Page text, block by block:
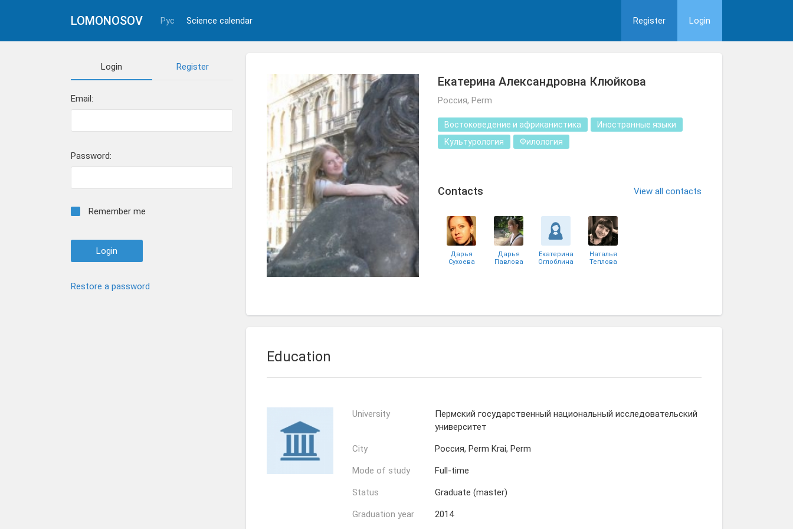
LOMONOSOV Рус Science calendar Register Login
Login Register
Email:
Password:
Remember me
Restore a password
Екатерина Александровна Клюйкова
Россия, Perm
Востоковедение и африканистика
Иностранные языки
Культурология
Филология
Сontacts View all contacts
Дарья
Сухоева
Дарья
Павлова
Екатерина
Оглоблина
Наталья
Теплова
Education
University
Пермский государственный национальный исследовательский
университет
City Россия, Perm Krai, Perm
Mode of study Full-time
Status Graduate (master)
Graduation year 2014